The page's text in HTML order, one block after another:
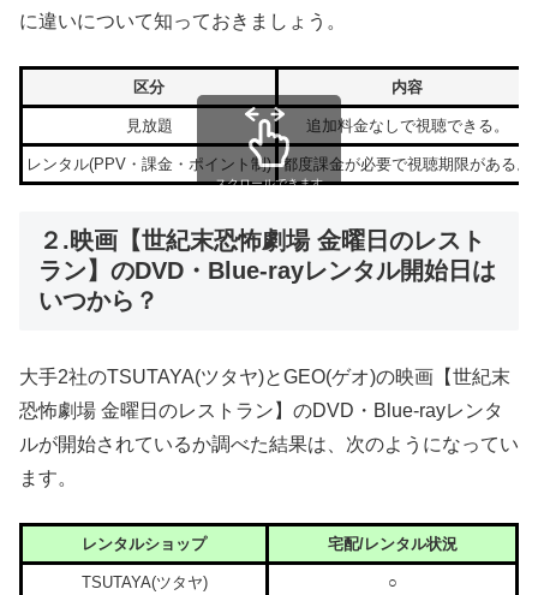
に違いについて知っておきましょう。
区分 内容
見放題 追加料金なしで視聴できる。
レンタル(PPV・課金・ポイント制) 都度課金が必要で視聴期限がある。
スクロールできます
２.映画【世紀末恐怖劇場 金曜日のレスト
ラン】のDVD・Blue-rayレンタル開始日は
いつから？
大手2社のTSUTAYA(ツタヤ)とGEO(ゲオ)の映画【世紀末
恐怖劇場 金曜日のレストラン】のDVD・Blue-rayレンタ
ルが開始されているか調べた結果は、次のようになってい
ます。
レンタルショップ 宅配/レンタル状況
TSUTAYA(ツタヤ) ○